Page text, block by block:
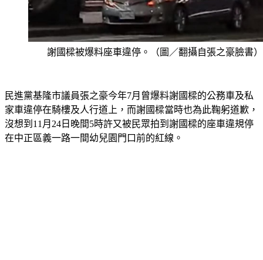
謝國樑被爆料座車違停。（圖／翻攝自張之豪臉書）
家車違停在騎樓及人行道上，而謝國樑當時也為此鞠躬道歉，
沒想到11月24日晚間5時許又被民眾拍到謝國樑的座車違規停
在中正區義一路一間幼兒園門口前的紅線。